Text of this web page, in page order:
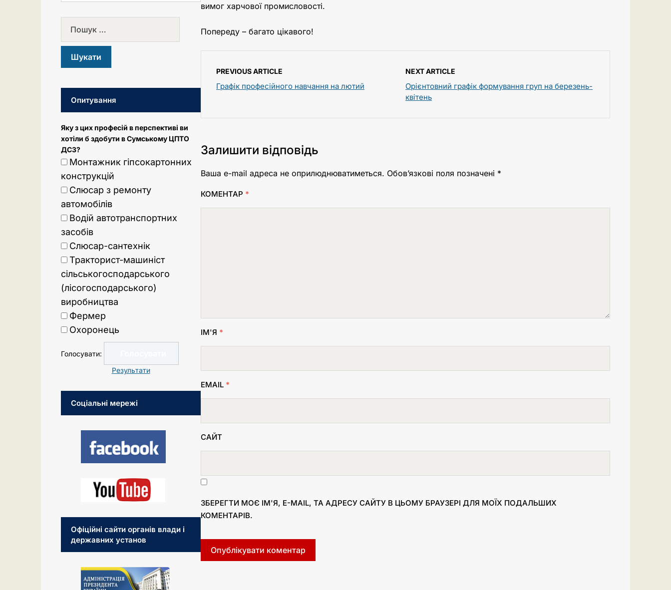
вимог харчової промисловості.
Попереду – багато цікавого!
PREVIOUS ARTICLE
Графік професійного навчання на лютий
NEXT ARTICLE
Орієнтовний графік формування груп на березень-
квітень
Залишити відповідь
Ваша e-mail адреса не оприлюднюватиметься. Обов’язкові поля позначені *
КОМЕНТАР *
ІМ'Я *
EMAIL *
САЙТ
ЗБЕРЕГТИ МОЄ ІМ'Я, E-MAIL, ТА АДРЕСУ САЙТУ В ЦЬОМУ БРАУЗЕРІ ДЛЯ МОЇХ ПОДАЛЬШИХ
КОМЕНТАРІВ.
Опитування
Яку з цих професій в перспективі ви
хотіли б здобути в Сумському ЦПТО
ДСЗ?
Монтажник гіпсокартонних
конструкцій
Слюсар з ремонту
автомобілів
Водій автотранспортних
засобів
Слюсар-сантехнік
Тракторист-машиніст
сільськогосподарського
(лісогосподарського)
виробництва
Фермер
Охоронець
Голосувати:
Результати
Соціальні мережі
Офіційні сайти органів влади і
державних установ